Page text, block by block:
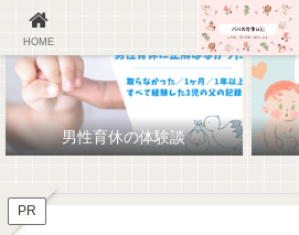
男性育休の体験談
PR
HOME